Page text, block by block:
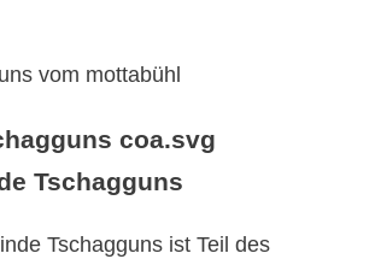
Tschagguns
Tschagguns ist Teil des